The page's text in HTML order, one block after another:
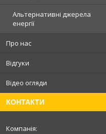
Альтернативні джерела
енергії
Про нас
Відгуки
Відео огляди
КОНТАКТИ